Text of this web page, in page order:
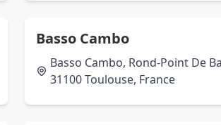
Basso Cambo
Basso Cambo, Rond-Point De
31100 Toulouse, France